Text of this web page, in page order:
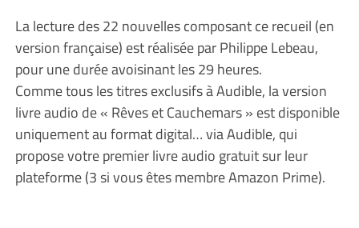
La lecture des 22 nouvelles composant ce recueil (en
version française) est réalisée par Philippe Lebeau,
pour une durée avoisinant les 29 heures.
Comme tous les titres exclusifs à Audible, la version
livre audio de « Rêves et Cauchemars » est disponible
uniquement au format digital… via Audible, qui
propose votre premier livre audio gratuit sur leur
plateforme (3 si vous êtes membre Amazon Prime).